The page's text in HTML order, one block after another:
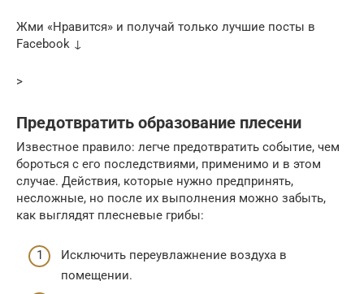
Жми «Нравится» и получай только лучшие посты в
Facebook ↓
>
Предотвратить образование плесени
Известное правило: легче предотвратить событие, чем
бороться с его последствиями, применимо и в этом
случае. Действия, которые нужно предпринять,
несложные, но после их выполнения можно забыть,
как выглядят плесневые грибы:
Исключить переувлажнение воздуха в
помещении.